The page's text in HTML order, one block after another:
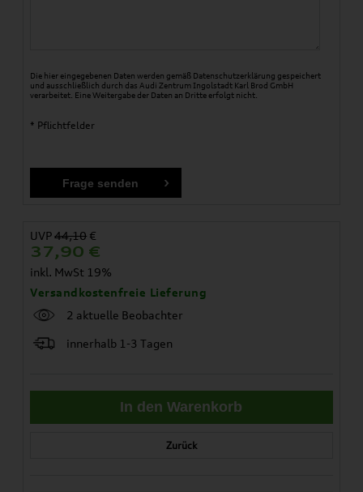
Die hier eingegebenen Daten werden gemäß Datenschutzerklärung gespeichert
und ausschließlich durch das Audi Zentrum Ingolstadt Karl Brod GmbH
verarbeitet. Eine Weitergabe der Daten an Dritte erfolgt nicht.
* Pflichtfelder
UVP44,10 €
37,90 €
inkl. MwSt 19%
Versandkostenfreie Lieferung
2 aktuelle Beobachter
innerhalb 1-3 Tagen
Zurück